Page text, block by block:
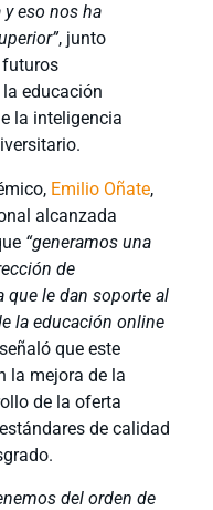
eso nos ha
, junto
educación
la inteligencia
Emilio Oñate,
alcanzada
“generamos una
de
que le dan soporte al
la educación online
que este
la mejora de la
de la oferta
de calidad
del orden de